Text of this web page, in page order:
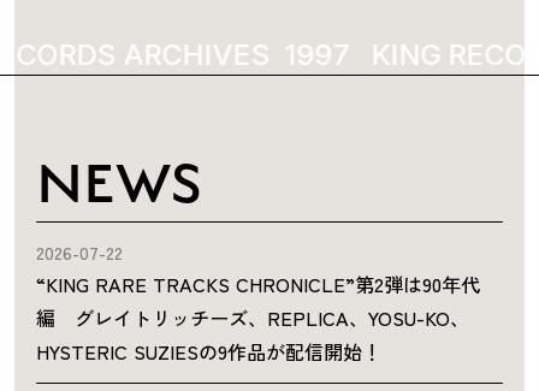
ARCHIVES 1997 KING
NEWS
2026-07-22
“KING RARE TRACKS CHRONICLE”第2弾は90年代
編 グレイトリッチーズ、REPLICA、YOSU-KO、
HYSTERIC SUZIESの9作品が配信開始！